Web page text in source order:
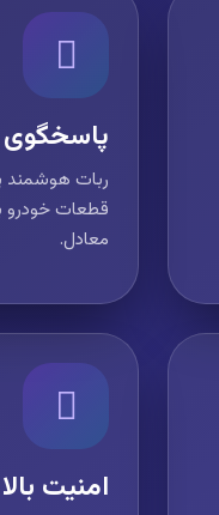
ربات هوشمند
قطعات خودرو
معادل.
امنیت بالا